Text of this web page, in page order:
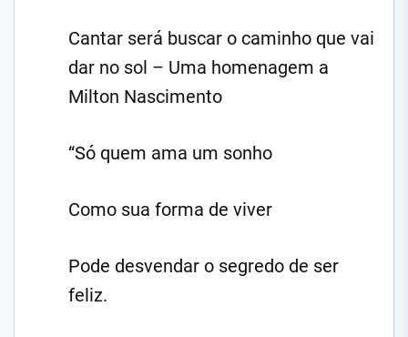
Cantar será buscar o caminho que vai
dar no sol – Uma homenagem a
Milton Nascimento
“Só quem ama um sonho
Como sua forma de viver
Pode desvendar o segredo de ser
feliz.